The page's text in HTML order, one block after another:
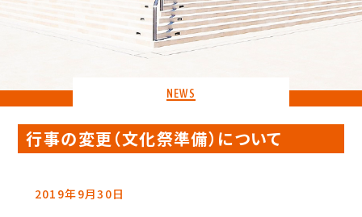
NEWS
行事の変更（文化祭準備）について
2019年9月30日